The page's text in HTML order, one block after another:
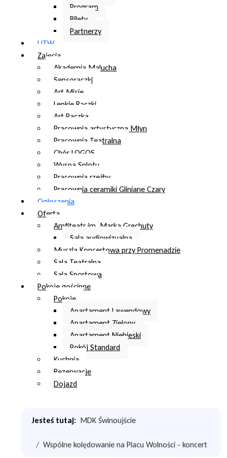
Program
Bilety
Partnerzy
UTW
Zajęcia
Akademia Malucha
Sensoraczki
Art Misie
Lepkie Rączki
Art Paczka
Pracownia artystyczna Młyn
Pracownia Teatralna
Chór LOGOS
Wyspa Splotu
Pracownia rzeźby
Pracownia ceramiki Gliniane Czary
Ogłoszenia
Oferta
Amfiteatr im. Marka Grechuty
Sala audiowizualna
Muszla Koncertowa przy Promenadzie
Sala Teatralna
Sala Sportowa
Pokoje gościnne
Pokoje
Apartament Lawendowy
Apartament Zielony
Apartament Niebieski
Pokój Standard
Kuchnia
Rezerwacje
Dojazd
Jesteś tutaj: MDK Świnoujście
Wspólne kolędowanie na Placu Wolności - koncert